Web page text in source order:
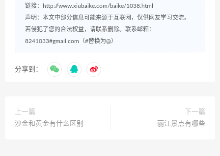
链接：
http://www.xiubaike.com/baike/1038.html
声明：本文中部分信息可能来源于互联网，仅供网友学习交流。
若侵犯了您的合法权益，请联系删除。联系邮箱：
8241033#gmail.com（#替换为@）
分享到：
上一篇
沙金和黄金有什么区别
下一篇
丽江景点有哪些